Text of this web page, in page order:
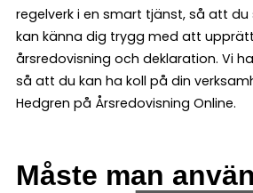
regelverk i en smart tjänst, så att
kan känna dig trygg med att
årsredovisning och deklaration. Vi
så att du kan ha koll på din
Hedgren på Årsredovisning Online.
Måste man